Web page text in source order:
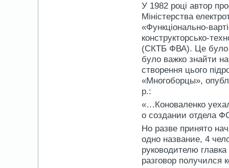
У 1982 році автор
Міністерства
«Функціонально-
конструкторсько-
(СКТБ ФВА). Це було
було важко знайти
створення цього
«Многоборцы»,
р.:
«…Коноваленко
о создании отдела
Но разве принято
одно название, 4
руководителю
разговор получился